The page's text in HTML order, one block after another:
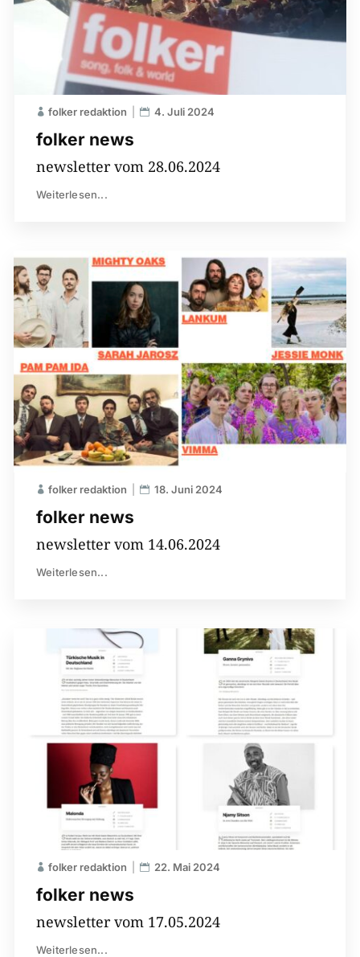
folker news
folker redaktion 4. Juli 2024
newsletter vom 28.06.2024
Weiterlesen...
folker news
folker redaktion 18. Juni 2024
newsletter vom 14.06.2024
Weiterlesen...
folker news
folker redaktion 22. Mai 2024
newsletter vom 17.05.2024
Weiterlesen...